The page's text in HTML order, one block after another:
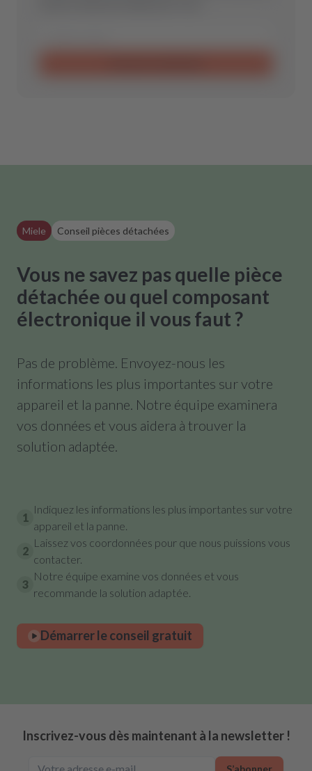
Miele Conseil pièces détachées
Vous ne savez pas quelle pièce
détachée ou quel composant
électronique il vous faut ?
Pas de problème. Envoyez-nous les
informations les plus importantes sur votre
appareil et la panne. Notre équipe examinera
vos données et vous aidera à trouver la
solution adaptée.
1
Indiquez les informations les plus importantes sur votre
appareil et la panne.
2
Laissez vos coordonnées pour que nous puissions vous
contacter.
3
Notre équipe examine vos données et vous
recommande la solution adaptée.
Démarrer le conseil gratuit
Inscrivez-vous dès maintenant à la newsletter !